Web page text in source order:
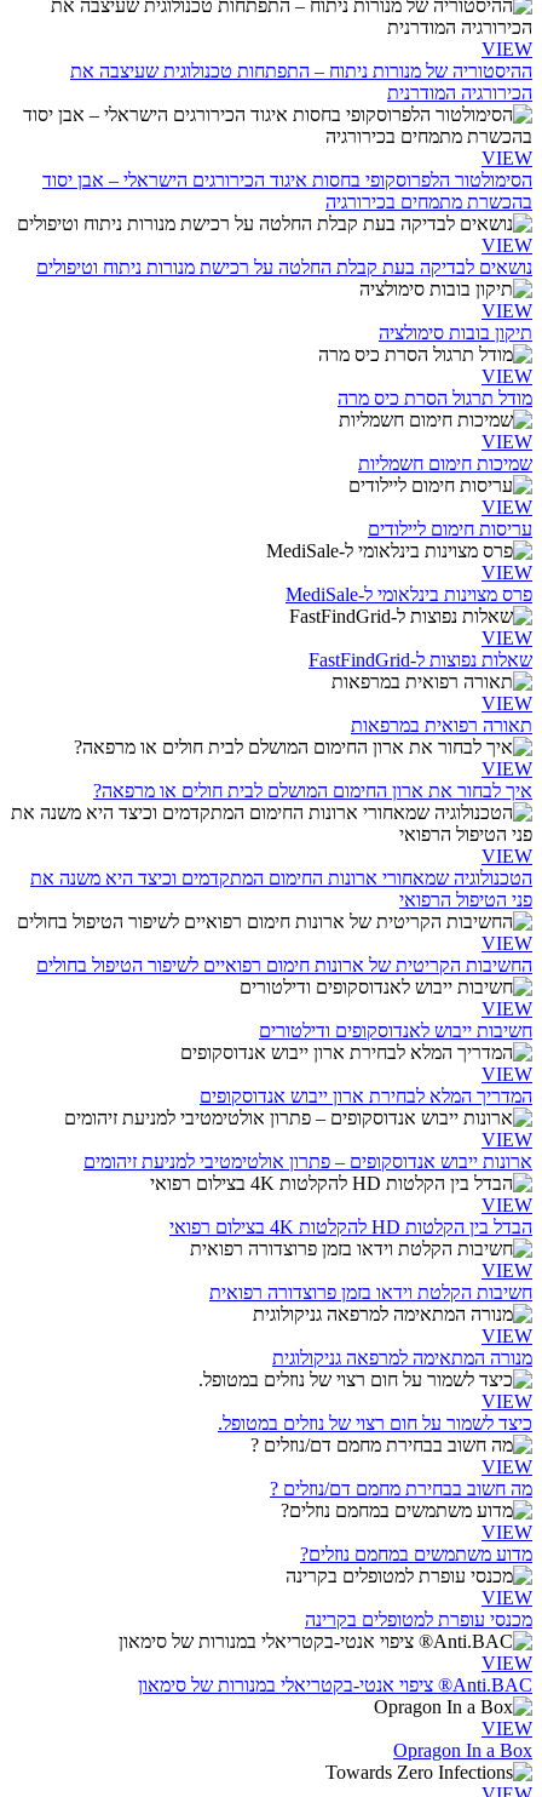
VIEW
ההיסטוריה של מנורות ניתוח – התפתחות טכנולוגית שעיצבה את
הכירורגיה המודרנית
VIEW
הסימולטור הלפרוסקופי בחסות איגוד הכירורגים הישראלי – אבן יסוד
בהכשרת מתמחים בכירורגיה
VIEW
נושאים לבדיקה בעת קבלת החלטה על רכישת מנורות ניתוח וטיפולים
VIEW
תיקון בובות סימולציה
VIEW
מודל תרגול הסרת כיס מרה
VIEW
שמיכות חימום חשמליות
VIEW
עריסות חימום ליילודים
VIEW
פרס מצוינות בינלאומי ל-MediSale
VIEW
שאלות נפוצות ל-FastFindGrid
VIEW
תאורה רפואית במרפאות
VIEW
איך לבחור את ארון החימום המושלם לבית חולים או מרפאה?
VIEW
הטכנולוגיה שמאחורי ארונות החימום המתקדמים וכיצד היא משנה את
פני הטיפול הרפואי
VIEW
החשיבות הקריטית של ארונות חימום רפואיים לשיפור הטיפול בחולים
VIEW
חשיבות ייבוש לאנדוסקופים ודילטורים
VIEW
המדריך המלא לבחירת ארון ייבוש אנדוסקופים
VIEW
ארונות ייבוש אנדוסקופים – פתרון אולטימטיבי למניעת זיהומים
VIEW
הבדל בין הקלטות HD להקלטות 4K בצילום רפואי
VIEW
חשיבות הקלטת וידאו בזמן פרוצדורה רפואית
VIEW
מנורה המתאימה למרפאה גניקולוגית
VIEW
כיצד לשמור על חום רצוי של נוזלים במטופל.
VIEW
מה חשוב בבחירת מחמם דם/נוזלים ?
VIEW
מדוע משתמשים במחמם נוזלים?
VIEW
מכנסי עופרת למטופלים בקרינה
VIEW
Anti.BAC® ציפוי אנטי-בקטריאלי במנורות של סימאון
VIEW
Opragon In a Box